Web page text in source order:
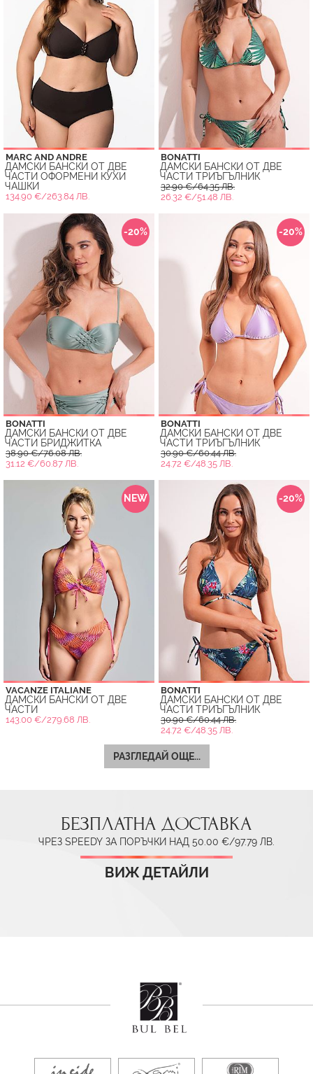
MARC AND ANDRE
ДАМСКИ БАНСКИ ОТ ДВЕ
ЧАСТИ ОФОРМЕНИ КУХИ
ЧАШКИ
134.90 €/263.84 ЛВ.
BONATTI
ДАМСКИ БАНСКИ ОТ ДВЕ
ЧАСТИ ТРИЪГЪЛНИК
32.90 €/64.35 ЛВ.
26.32 €/51.48 ЛВ.
-20%
BONATTI
ДАМСКИ БАНСКИ ОТ ДВЕ
ЧАСТИ БРИДЖИТКА
38.90 €/76.08 ЛВ.
31.12 €/60.87 ЛВ.
-20%
BONATTI
ДАМСКИ БАНСКИ ОТ ДВЕ
ЧАСТИ ТРИЪГЪЛНИК
30.90 €/60.44 ЛВ.
24.72 €/48.35 ЛВ.
NEW
VACANZE ITALIANE
ДАМСКИ БАНСКИ ОТ ДВЕ
ЧАСТИ
143.00 €/279.68 ЛВ.
-20%
BONATTI
ДАМСКИ БАНСКИ ОТ ДВЕ
ЧАСТИ ТРИЪГЪЛНИК
30.90 €/60.44 ЛВ.
24.72 €/48.35 ЛВ.
РАЗГЛЕДАЙ ОЩЕ...
БЕЗПЛАТНА ДОСТАВКА
ЧРЕЗ SPEEDY ЗА ПОРЪЧКИ НАД 50.00 €/97.79 ЛВ.
ВИЖ ДЕТАЙЛИ